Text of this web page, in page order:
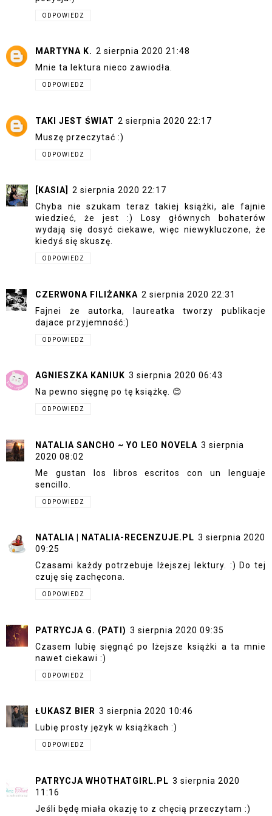
ODPOWIEDZ
MARTYNA K. 2 sierpnia 2020 21:48
Mnie ta lektura nieco zawiodła.
ODPOWIEDZ
TAKI JEST ŚWIAT 2 sierpnia 2020 22:17
Muszę przeczytać :)
ODPOWIEDZ
[KASIA]
2 sierpnia 2020 22:17
Chyba nie szukam teraz takiej książki, ale fajnie
wiedzieć, że jest :) Losy głównych bohaterów
wydają się dosyć ciekawe, więc niewykluczone, że
kiedyś się skuszę.
ODPOWIEDZ
CZERWONA FILIŻANKA 2 sierpnia 2020 22:31
Fajnei że autorka, laureatka tworzy publikacje
dajace przyjemność:)
ODPOWIEDZ
AGNIESZKA KANIUK 3 sierpnia 2020 06:43
Na pewno sięgnę po tę książkę. 😊
ODPOWIEDZ
NATALIA SANCHO ~ YO LEO NOVELA 3 sierpnia
2020 08:02
Me gustan los libros escritos con un lenguaje
sencillo.
ODPOWIEDZ
NATALIA | NATALIA-RECENZUJE.PL 3 sierpnia 2020
09:25
Czasami każdy potrzebuje lżejszej lektury. :) Do tej
czuję się zachęcona.
ODPOWIEDZ
PATRYCJA G. (PATI) 3 sierpnia 2020 09:35
Czasem lubię sięgnąć po lżejsze książki a ta mnie
nawet ciekawi :)
ODPOWIEDZ
ŁUKASZ BIER 3 sierpnia 2020 10:46
Lubię prosty język w książkach :)
ODPOWIEDZ
PATRYCJA WHOTHATGIRL.PL 3 sierpnia 2020
11:16
Jeśli będę miała okazję to z chęcią przeczytam :)